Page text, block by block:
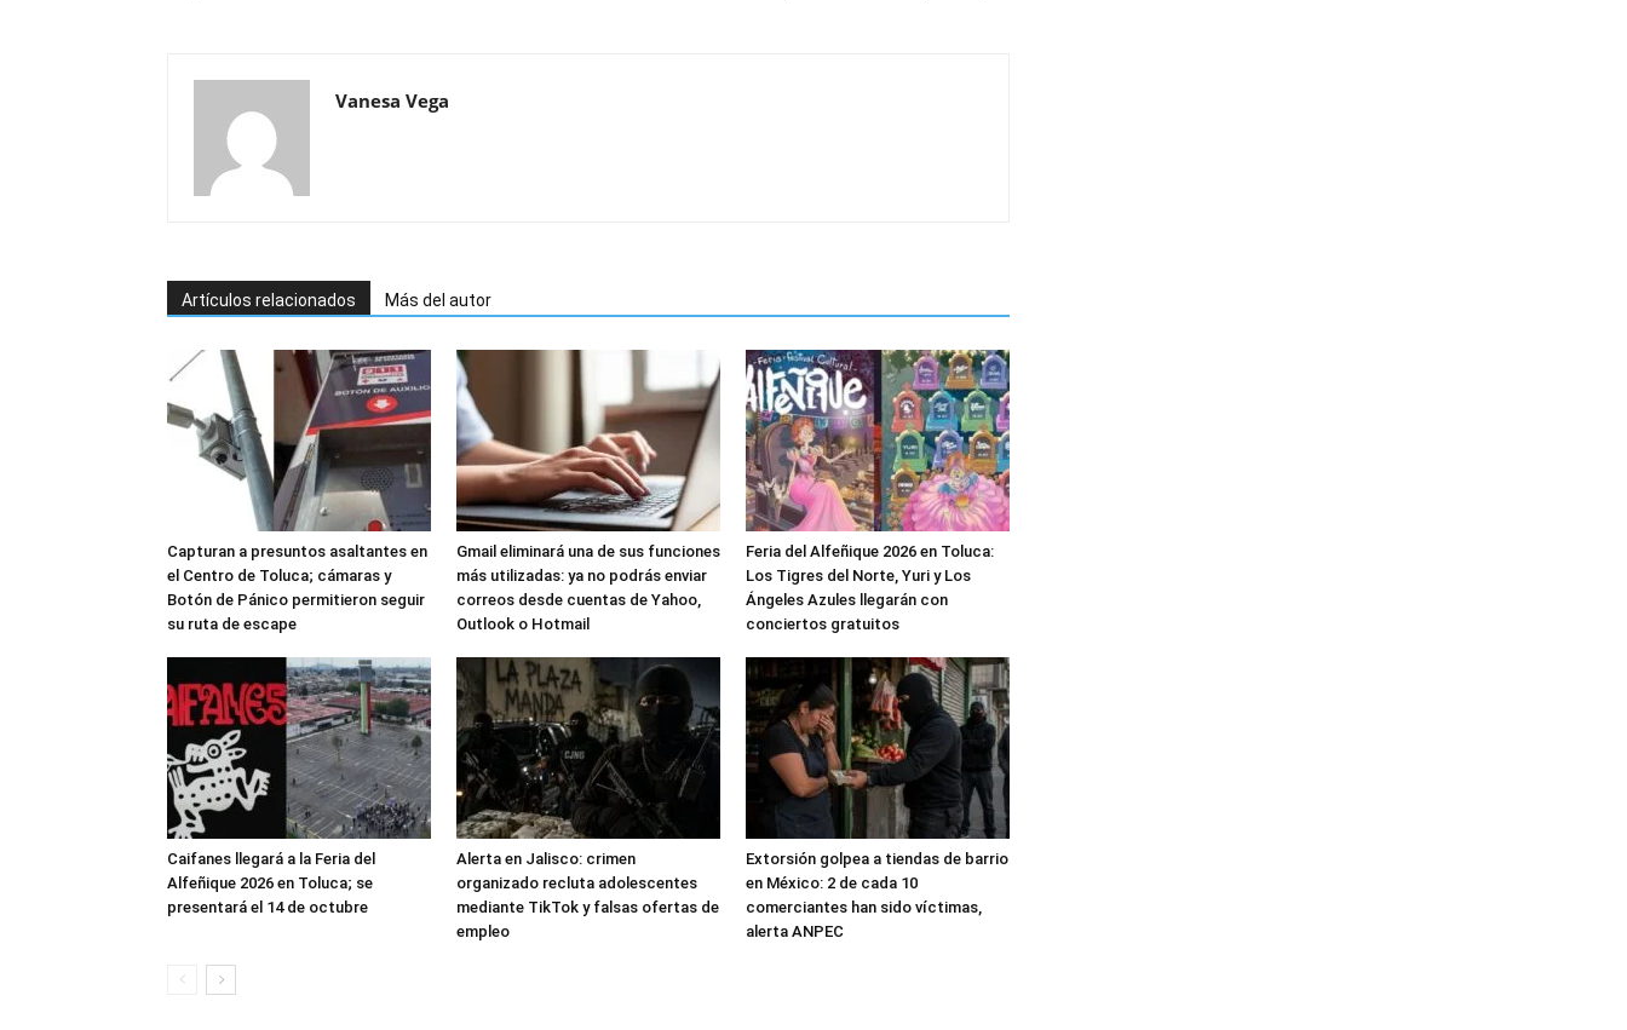
Vanesa Vega
Artículos relacionados Más del autor
Capturan a presuntos asaltantes en
el Centro de Toluca; cámaras y
Botón de Pánico permitieron seguir
su ruta de escape
Gmail eliminará una de sus funciones
más utilizadas: ya no podrás enviar
correos desde cuentas de Yahoo,
Outlook o Hotmail
Feria del Alfeñique 2026 en Toluca:
Los Tigres del Norte, Yuri y Los
Ángeles Azules llegarán con
conciertos gratuitos
Caifanes llegará a la Feria del
Alfeñique 2026 en Toluca; se
presentará el 14 de octubre
Alerta en Jalisco: crimen
organizado recluta adolescentes
mediante TikTok y falsas ofertas de
empleo
Extorsión golpea a tiendas de barrio
en México: 2 de cada 10
comerciantes han sido víctimas,
alerta ANPEC